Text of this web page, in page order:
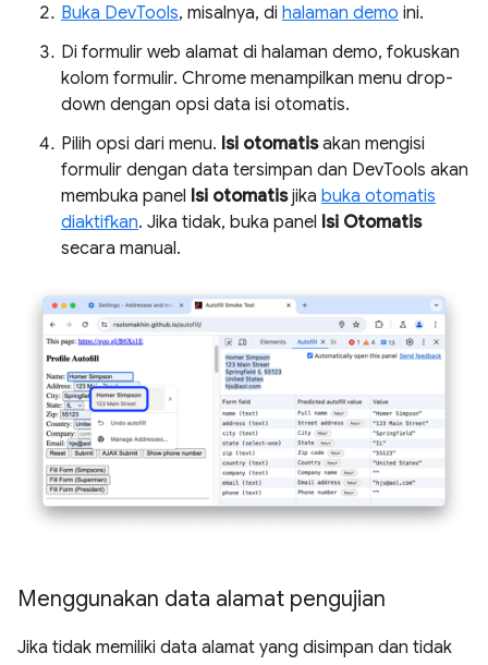
Buka DevTools, misalnya, di halaman demo ini.
Di formulir web alamat di halaman demo, fokuskan
kolom formulir. Chrome menampilkan menu drop-
down dengan opsi data isi otomatis.
Pilih opsi dari menu. Isi otomatisakan mengisi
formulir dengan data tersimpan dan DevTools akan
membuka panel Isi otomatisjika buka otomatis
diaktifkan. Jika tidak, buka panel Isi Otomatis
secara manual.
Menggunakan data alamat pengujian
Jika tidak memiliki data alamat yang disimpan dan tidak